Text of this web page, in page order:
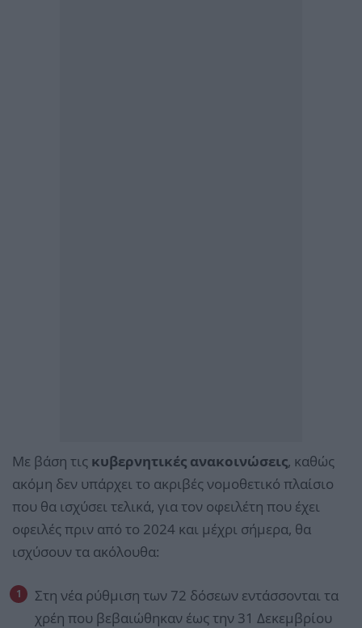
Με βάση τις κυβερνητικές ανακοινώσεις, καθώς
ακόμη δεν υπάρχει το ακριβές νομοθετικό πλαίσιο
που θα ισχύσει τελικά, για τον οφειλέτη που έχει
οφειλές πριν από το 2024 και μέχρι σήμερα, θα
ισχύσουν τα ακόλουθα:
Στη νέα ρύθμιση των 72 δόσεων εντάσσονται τα
χρέη που βεβαιώθηκαν έως την 31 Δεκεμβρίου